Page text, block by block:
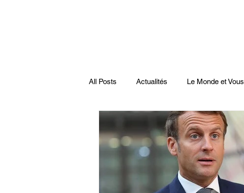
All Posts Actualités Le Monde et Vous
économie française
Musiques Science Podcasts